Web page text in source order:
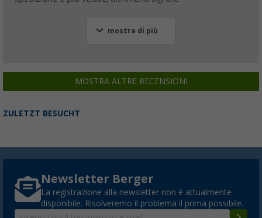
mostra di più
MOSTRA ALTRE RECENSIONI
ZULETZT BESUCHT
Newsletter Berger
La registrazione alla newsletter non è attualmente
disponibile. Risolveremo il problema il prima possibile.